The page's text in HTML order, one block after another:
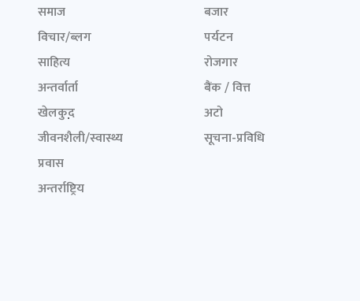
समाज
विचार/ब्लग
साहित्य
अन्तर्वार्ता
खेलकुद़़
जीवनशैली/स्वास्थ्य
प्रवास
अन्तर्राष्ट्रिय
बजार
पर्यटन
रोजगार
बैंक / वित्त
अटो
सूचना-प्रविधि